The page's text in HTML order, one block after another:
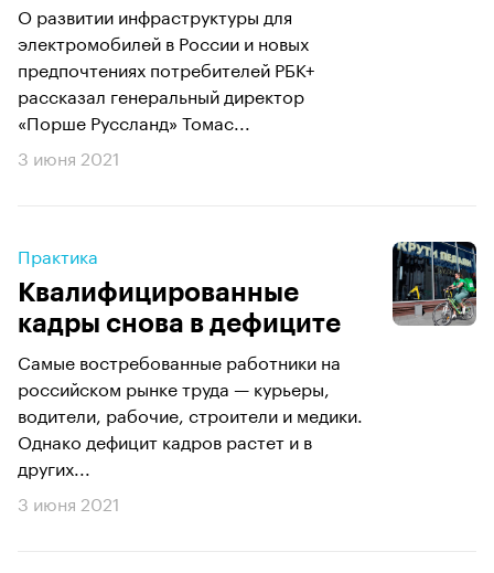
О развитии инфраструктуры для
электромобилей в России и новых
предпочтениях потребителей РБК+
рассказал генеральный директор
«Порше Руссланд» Томас...
3 июня 2021
Практика
Квалифицированные
кадры снова в дефиците
Самые востребованные работники на
российском рынке труда — курьеры,
водители, рабочие, строители и медики.
Однако дефицит кадров растет и в
других...
3 июня 2021